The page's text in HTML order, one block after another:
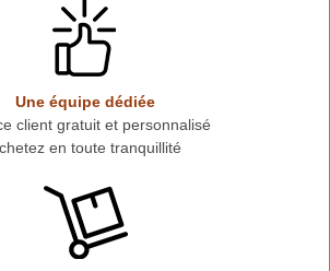
Une équipe dédiée
client gratuit et personnalisé
en toute tranquillité